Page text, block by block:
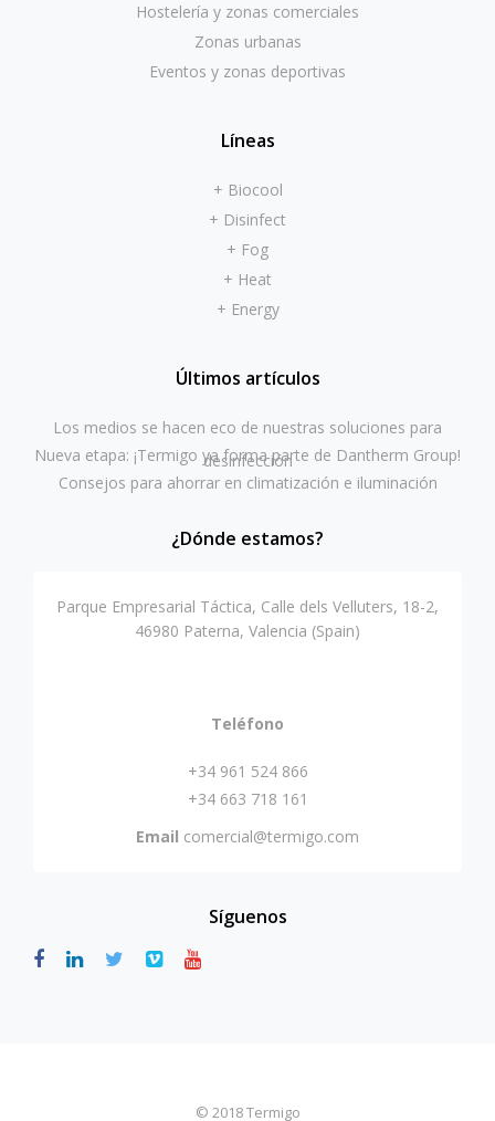
Hostelería y zonas comerciales
Zonas urbanas
Eventos y zonas deportivas
Líneas
+ Biocool
+ Disinfect
+ Fog
+ Heat
+ Energy
Últimos artículos
Los medios se hacen eco de nuestras soluciones para
desinfección
Nueva etapa: ¡Termigo ya forma parte de Dantherm Group!
Consejos para ahorrar en climatización e iluminación
¿Dónde estamos?
Parque Empresarial Táctica, Calle dels Velluters, 18-2,
46980 Paterna, Valencia (Spain)
Teléfono
+34 961 524 866
+34 663 718 161
Email comercial@termigo.com
Síguenos
© 2018 Termigo